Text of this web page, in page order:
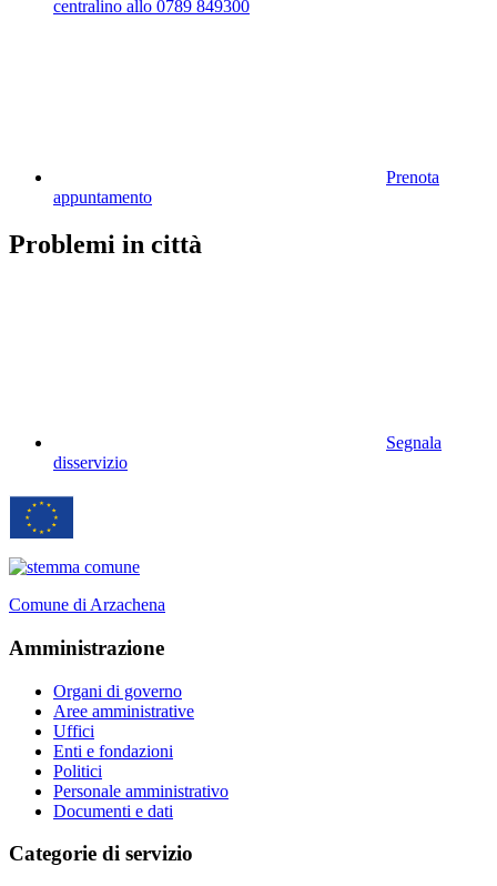
centralino allo 0789 849300
Prenota
appuntamento
Problemi in città
Segnala
disservizio
Comune di Arzachena
Amministrazione
Organi di governo
Aree amministrative
Uffici
Enti e fondazioni
Politici
Personale amministrativo
Documenti e dati
Categorie di servizio